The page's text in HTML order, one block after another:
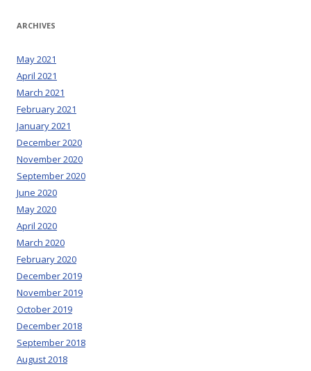
ARCHIVES
May 2021
April 2021
March 2021
February 2021
January 2021
December 2020
November 2020
September 2020
June 2020
May 2020
April 2020
March 2020
February 2020
December 2019
November 2019
October 2019
December 2018
September 2018
August 2018